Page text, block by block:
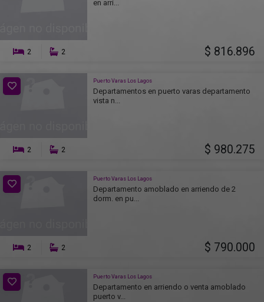
en arri...
2 2 $ 816.896
Puerto Varas Los Lagos
Departamentos en puerto varas departamento
vista n...
2 2 $ 980.275
Puerto Varas Los Lagos
Departamento amoblado en arriendo de 2
dorm. en pu...
2 2 $ 790.000
Puerto Varas Los Lagos
Departamento en arriendo o venta amoblado
puerto v...